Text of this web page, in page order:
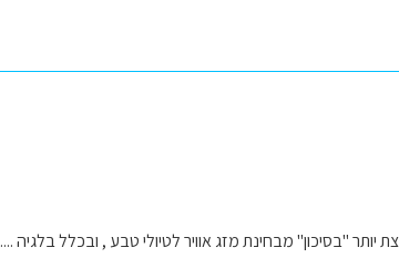
"בסיכון" מבחינת מזג אוויר לטיולי טבע , ובכלל בלגיה ....